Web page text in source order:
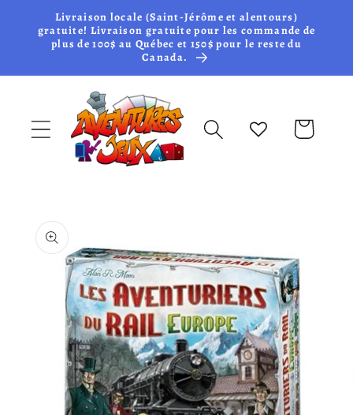
et passer
au
contenu
Livraison locale (Saint-Jérôme et alentours)
gratuite! Livraison gratuite pour les commande de
plus de 100$ au Québec et 150$ pour le reste du
Canada.
Panier
informations
produits